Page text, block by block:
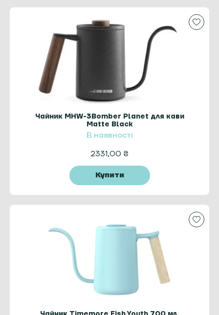
Чайник MHW-3Bomber Planet для кави
Matte Black
В наявності
2331,00 ₴
Купити